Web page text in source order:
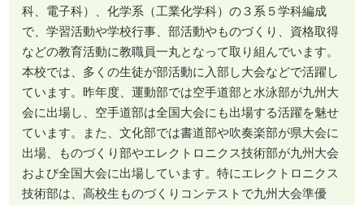
科、電子科）、化学系（工業化学科）の３系５学科編成
で、学習活動や学校行事、部活動やものづくり、資格取得
などの教育活動に教職員一丸となって取り組んでいます。
本校では、多くの生徒が部活動に入部し大会などで活躍し
ています。昨年度、運動部では空手道部と水泳部が九州大
会に出場し、空手道部は全国大会にも出場する活躍を魅せ
ています。また、文化部では書道部や吹奏楽部が県大会に
出場、ものづくり部やエレクトロニクス技術部が九州大会
および全国大会に出場しています。特にエレクトロニクス
技術部は、高校生ものづくりコンテストで九州大会準優